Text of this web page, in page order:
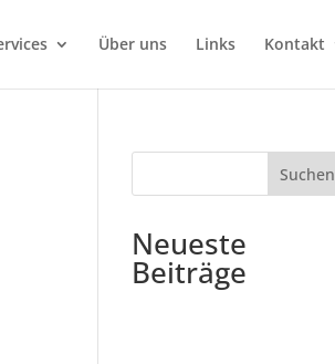
Über uns Links Kontakt
Suchen
Neueste
Beiträge